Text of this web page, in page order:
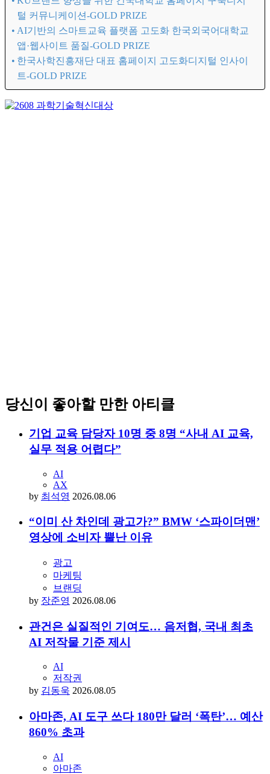
털 커뮤니케이션-GOLD PRIZE
AI기반의 스마트교육 플랫폼 고도화 한국외국어대학교
앱·웹사이트 품질-GOLD PRIZE
한국사학진흥재단 대표 홈페이지 고도화디지털 인사이
트-GOLD PRIZE
당신이 좋아할 만한 아티클
기업 교육 담당자 10명 중 8명 “사내 AI 교육,
실무 적용 어렵다”
AI
AX
by 최석영 2026.08.06
“이미 산 차인데 광고가?” BMW ‘스파이더맨’
영상에 소비자 뿔난 이유
광고
마케팅
브랜딩
by 장준영 2026.08.06
관건은 실질적인 기여도… 음저협, 국내 최초
AI 저작물 기준 제시
AI
저작권
by 김동욱 2026.08.05
아마존, AI 도구 쓰다 180만 달러 ‘폭탄’… 예산
860% 초과
AI
아마존